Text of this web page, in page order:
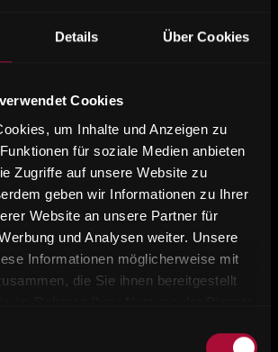
Details Über Cookies
Cookies
um Inhalte und Anzeigen zu
für soziale Medien anbieten
Zugriffe auf unsere Website zu
geben wir Informationen zu Ihrer
Website an unsere Partner für
und Analysen weiter. Unsere
Informationen möglicherweise mit
die Sie ihnen bereitgestellt
der Lackierräume,
und der